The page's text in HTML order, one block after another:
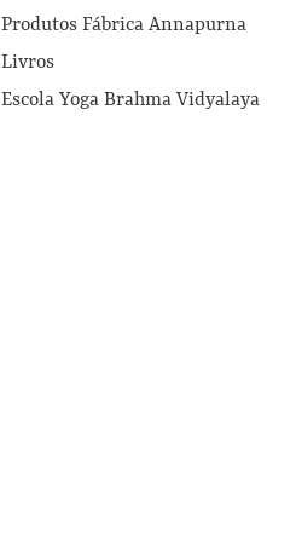
Produtos Fábrica Annapurna
Livros
Escola Yoga Brahma Vidyalaya